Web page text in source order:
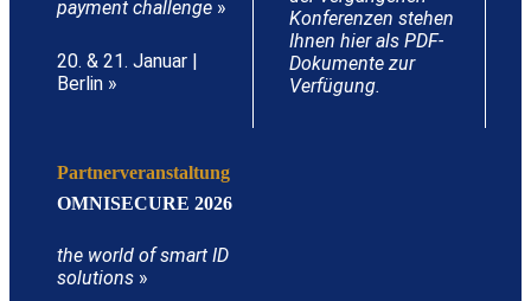
payment challenge »
20. & 21. Januar |
Berlin »
Konferenzen stehen
Ihnen hier als PDF-
Dokumente zur
Verfügung.
Partnerveranstaltung
OMNISECURE 2026
the world of smart ID
solutions »